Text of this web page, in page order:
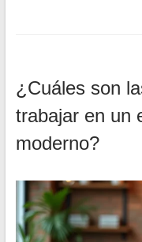
¿Cuáles son
trabajar en un
moderno?